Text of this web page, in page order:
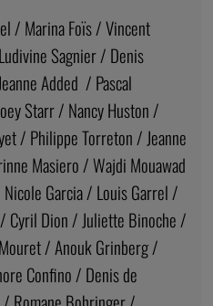
/ Marina Foïs / Vincent
Sagnier / Denis
Added / Pascal
Starr / Nancy Huston /
/ Philippe Torreton / Jeanne
Masiero / Wajdi Mouawad
Garcia / Louis Garrel /
Cyril Dion / Juliette Binoche /
/ Anouk Grinberg /
Confino / Denis de